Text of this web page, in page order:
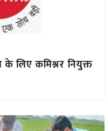
लिए कमिश्नर नियुक्त